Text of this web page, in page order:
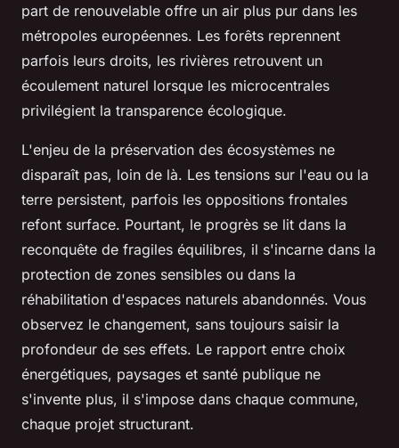
part de renouvelable offre un air plus pur dans les
métropoles européennes. Les forêts reprennent
parfois leurs droits, les rivières retrouvent un
écoulement naturel lorsque les microcentrales
privilégient la transparence écologique.
L'enjeu de la préservation des écosystèmes ne
disparaît pas, loin de là. Les tensions sur l'eau ou la
terre persistent, parfois les oppositions frontales
refont surface. Pourtant, le progrès se lit dans la
reconquête de fragiles équilibres, il s'incarne dans la
protection de zones sensibles ou dans la
réhabilitation d'espaces naturels abandonnés. Vous
observez le changement, sans toujours saisir la
profondeur de ses effets. Le rapport entre choix
énergétiques, paysages et santé publique ne
s'invente plus, il s'impose dans chaque commune,
chaque projet structurant.